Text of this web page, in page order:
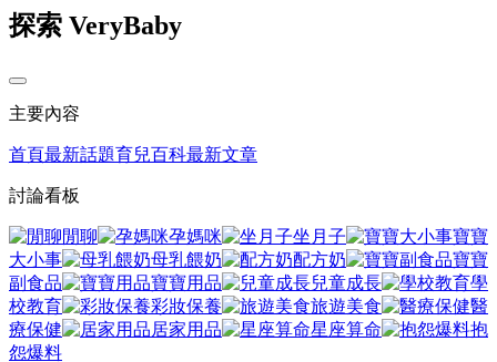
探索 VeryBaby
主要內容
首頁最新話題育兒百科最新文章
討論看板
閒聊 孕媽咪 坐月子
寶寶
大小事
母乳餵奶 配方奶
寶寶
副食品
寶寶用品 兒童成長
學
校教育
彩妝保養 旅遊美食
醫
療保健
居家用品 星座算命
抱
怨爆料